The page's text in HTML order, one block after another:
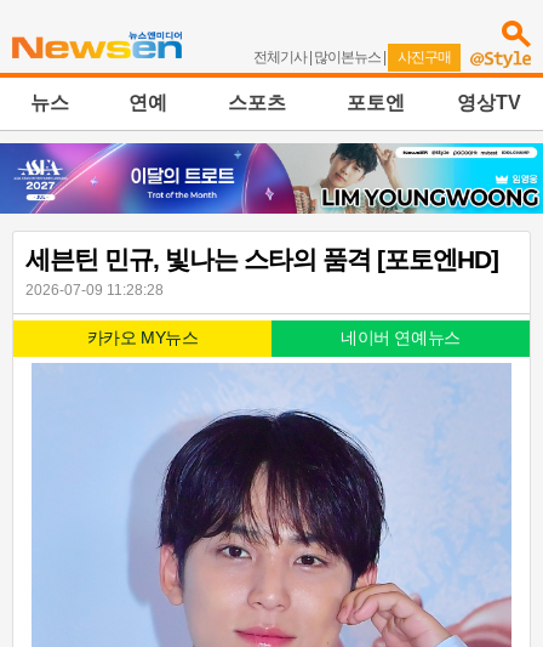
전체기사| 많이본뉴스 | 사진구매
뉴스 연예 스포츠 포토엔 영상TV
세븐틴 민규, 빛나는 스타의 품격 [포토엔HD]
2026-07-09 11:28:28
카카오 MY뉴스 네이버 연예뉴스